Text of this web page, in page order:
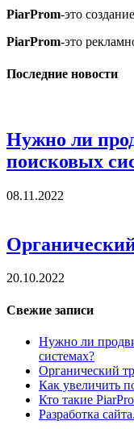
PiarProm-это
PiarProm-это
Последние новости
Нужно ли
поисковых
08.11.2022
20.10.2022
Свежие записи
Нужно ли
системах?
Органический
Как увеличить
Кто такие
Разработка